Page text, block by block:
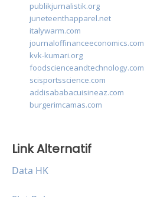
publikjurnalistik.org
juneteenthapparel.net
italywarm.com
journaloffinanceeconomics.com
kvk-kumari.org
foodscienceandtechnology.com
scisportsscience.com
addisababacuisineaz.com
burgerimcamas.com
Link Alternatif
Data HK